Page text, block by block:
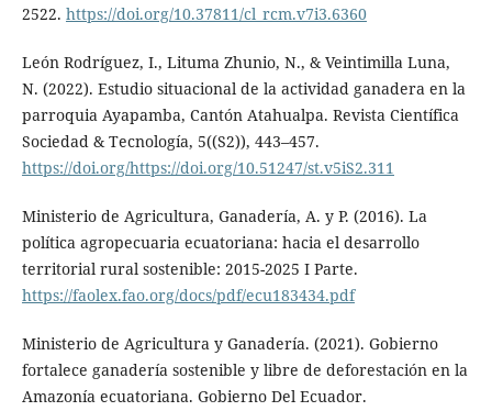
2522. https://doi.org/10.37811/cl_rcm.v7i3.6360
León Rodríguez, I., Lituma Zhunio, N., & Veintimilla Luna,
N. (2022). Estudio situacional de la actividad ganadera en la
parroquia Ayapamba, Cantón Atahualpa. Revista Científica
Sociedad & Tecnología, 5((S2)), 443–457.
https://doi.org/https://doi.org/10.51247/st.v5iS2.311
Ministerio de Agricultura, Ganadería, A. y P. (2016). La
política agropecuaria ecuatoriana: hacia el desarrollo
territorial rural sostenible: 2015-2025 I Parte.
https://faolex.fao.org/docs/pdf/ecu183434.pdf
Ministerio de Agricultura y Ganadería. (2021). Gobierno
fortalece ganadería sostenible y libre de deforestación en la
Amazonía ecuatoriana. Gobierno Del Ecuador.